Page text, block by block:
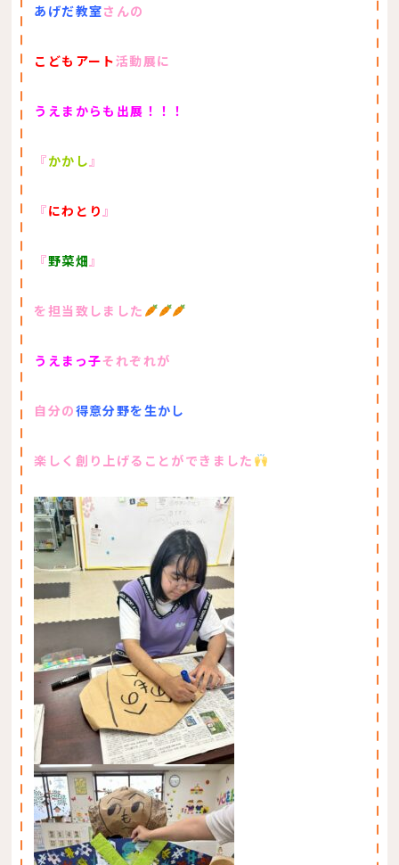
あげだ教室さんの
こどもアート活動展に
うえまからも出展！！！
『かかし 』
『にわとり 』
『野菜畑 』
を担当致しました
うえまっ子それぞれが
自分の得意分野を生かし
楽しく創り上げることができました